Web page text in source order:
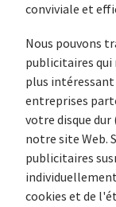
conviviale et
Nous pouvons
publicitaires qui
plus intéressant
entreprises
votre disque dur
notre site Web.
publicitaires
cookies et de